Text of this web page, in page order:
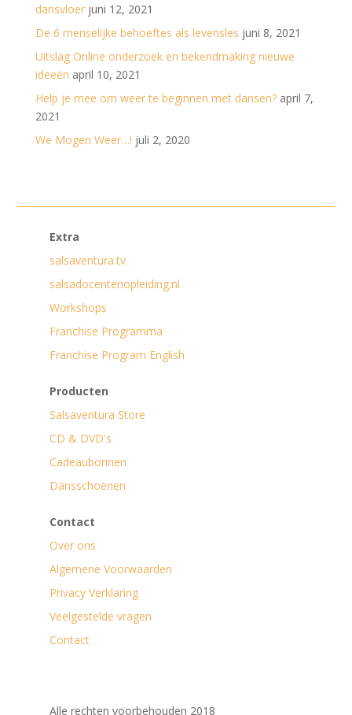
dansvloer juni 12, 2021
De 6 menselijke behoeftes als levensles juni 8, 2021
Uitslag Online onderzoek en bekendmaking nieuwe
ideeën april 10, 2021
Help je mee om weer te beginnen met dansen? april 7,
2021
We Mogen Weer…! juli 2, 2020
Extra
salsaventura.tv
salsadocentenopleiding.nl
Workshops
Franchise Programma
Franchise Program English
Producten
Salsaventura Store
CD & DVD's
Cadeaubonnen
Dansschoenen
Contact
Over ons
Algemene Voorwaarden
Privacy Verklaring
Veelgestelde vragen
Contact
Alle rechten voorbehouden 2018